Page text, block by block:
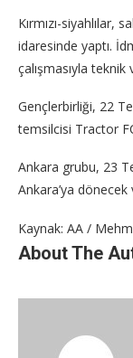
Kırmızı-siyahlılar,
idaresinde yaptı.
çalışmasıyla
Gençlerbirliği, 22
temsilcisi Tractor
Ankara grubu, 23
Ankara’ya dönecek
Kaynak: AA /
About The